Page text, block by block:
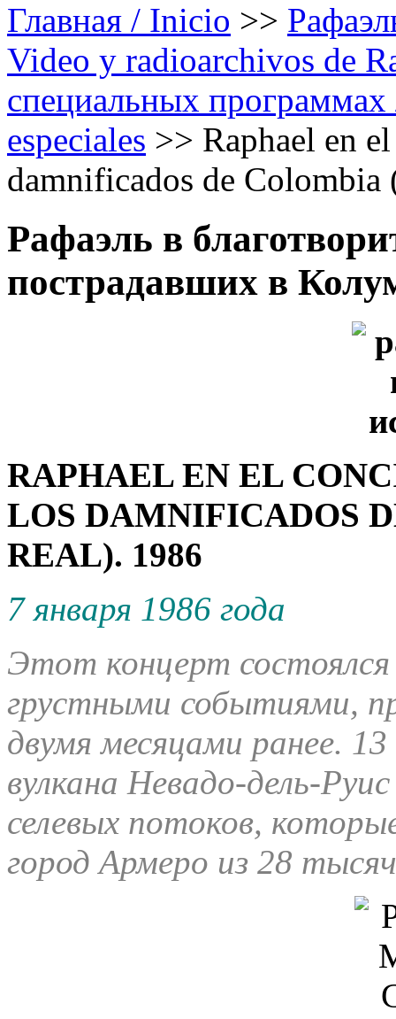
Главная / Inicio >>
Video y radioarchivos de
специальных
especiales >> Raphael en
damnificados de Colombia
Рафаэль в
пострадавших в
RAPHAEL EN EL
LOS DAMNIFICADOS
REAL). 1986
7 января 1986 года
Этот концерт состоялся
грустными событиями,
двумя месяцами ранее.
вулкана Невадо-дель-
селевых потоков,
город Армеро из 28